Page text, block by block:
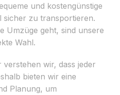
und kostengünstige
sicher zu transportieren.
Umzüge geht, sind unsere
Wahl.
wir, dass jeder
bieten wir eine
Planung, um